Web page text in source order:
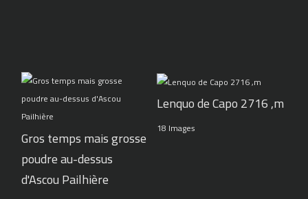
Gros temps mais grosse
poudre au-dessus
d'Ascou Pailhière
Lenquo de Capo 2716 ,m
18 Images